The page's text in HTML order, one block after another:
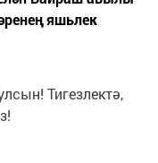
яшьлек
Тигезлектә,